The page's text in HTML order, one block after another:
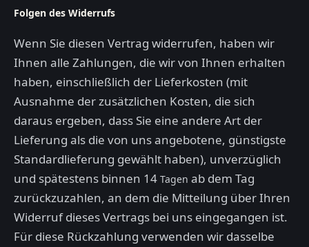
Folgen des Widerrufs
Wenn Sie diesen Vertrag widerrufen, haben wir
Ihnen alle Zahlungen, die wir von Ihnen erhalten
haben, einschließlich der Lieferkosten (mit
Ausnahme der zusätzlichen Kosten, die sich
daraus ergeben, dass Sie eine andere Art der
Lieferung als die von uns angebotene, günstigste
Standardlieferung gewählt haben), unverzüglich
und spätestens binnen 14 Tagen ab dem Tag
zurückzuzahlen, an dem die Mitteilung über Ihren
Widerruf dieses Vertrags bei uns eingegangen ist.
Für diese Rückzahlung verwenden wir dasselbe